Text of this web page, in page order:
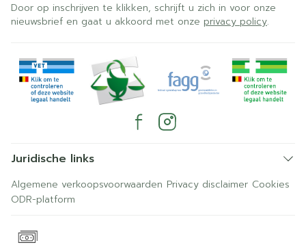
Door op inschrijven te klikken, schrijft u zich in voor onze
nieuwsbrief en gaat u akkoord met onze privacy policy.
Juridische links
Algemene verkoopsvoorwaarden Privacy disclaimer Cookies
ODR-platform